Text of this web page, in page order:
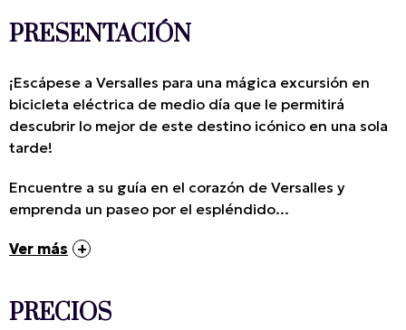
PRESENTACIÓN
¡Escápese a Versalles para una mágica excursión en
bicicleta eléctrica de medio día que le permitirá
descubrir lo mejor de este destino icónico en una sola
tarde!
Encuentre a su guía en el corazón de Versalles y
emprenda un paseo por el espléndido...
Ver más
PRECIOS